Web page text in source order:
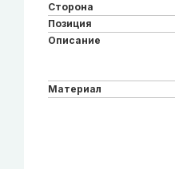
Сторона
Позиция
Описание
Материал